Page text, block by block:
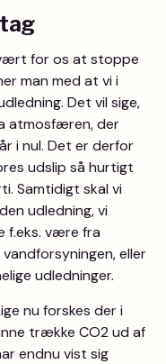
for os at stoppe
man med at vi i
Det vil sige,
atmosfæren, der
i nul. Det er derfor
udslip så hurtigt
Samtidigt skal vi
udledning, vi
f.eks. være fra
eller
udledninger.
nu forskes der i
trække CO2 ud af
endnu vist sig